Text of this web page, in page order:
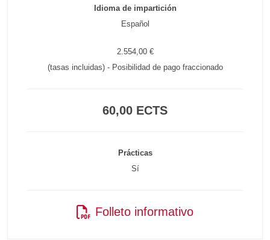
Idioma de impartición
Español
2.554,00 €
(tasas incluidas) - Posibilidad de pago fraccionado
60,00 ECTS
Prácticas
Sí
Folleto informativo